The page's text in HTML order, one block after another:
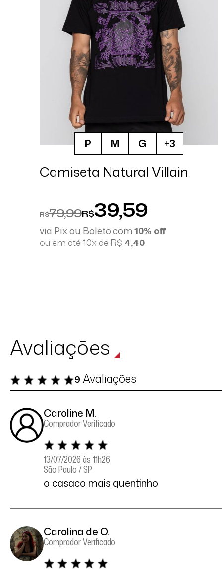
P M G +3
Camiseta Natural Villain
R$79,99R$39,59
via Pix ou Boleto com10% off
ou em até 10x de R$ 4,40
Avaliações
9 Avaliações
Caroline M.
Comprador Verificado
13/07/2026 às 11h26
São Paulo / SP
o casaco mais quentinho
Carolina de O.
Comprador Verificado